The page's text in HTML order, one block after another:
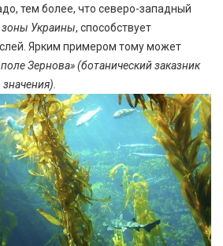
тем более, что северо-западный
зоны Украины, способствует
Ярким примером тому может
Зернова» (ботанический заказник